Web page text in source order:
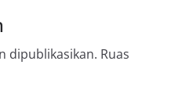
dipublikasikan. Ruas